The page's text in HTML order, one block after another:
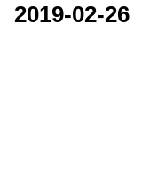
2019-02-26